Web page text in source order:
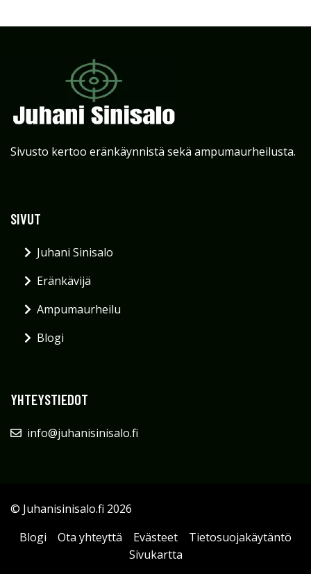
Sivusto kertoo eränkäynnistä sekä ampumaurheilusta.
SIVUT
Juhani Sinisalo
Eränkävijä
Ampumaurheilu
Blogi
YHTEYSTIEDOT
info@juhanisinisalo.fi
© Juhanisinisalo.fi 2026
Blogi
Ota yhteyttä Evästeet
Tietosuojakäytäntö
Sivukartta